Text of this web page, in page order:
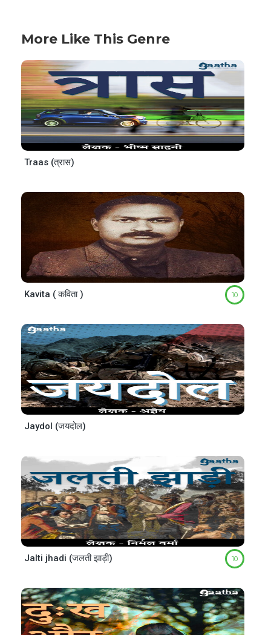
More Like This Genre
Traas (त्रास)
Kavita ( कविता ) 10
Jaydol (जयदोल)
Jalti jhadi (जलती झाड़ी) 10